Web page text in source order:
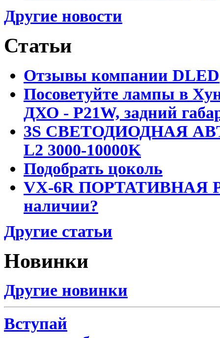
Другие новости
Статьи
Отзывы компании DLED
Посоветуйте лампы в
ДХО - P21W, задний
3S СВЕТОДИОДНАЯ
L2 3000-10000K
Подобрать цоколь
VX-6R ПОРТАТИВНАЯ
наличии?
Другие статьи
Новинки
Другие новинки
Вступай